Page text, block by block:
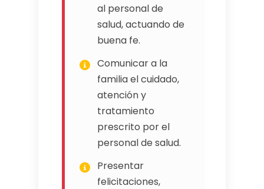
al personal de
salud, actuando de
buena fe.
Comunicar a la
familia el cuidado,
atención y
tratamiento
prescrito por el
personal de salud.
Presentar
felicitaciones,